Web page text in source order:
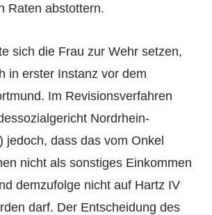
Raten abstottern.
sich die Frau zur Wehr setzen,
in erster Instanz vor dem
Im Revisionsverfahren
Nordrhein-
jedoch, dass das vom Onkel
nicht als sonstiges Einkommen
demzufolge nicht auf Hartz IV
darf. Der Entscheidung des